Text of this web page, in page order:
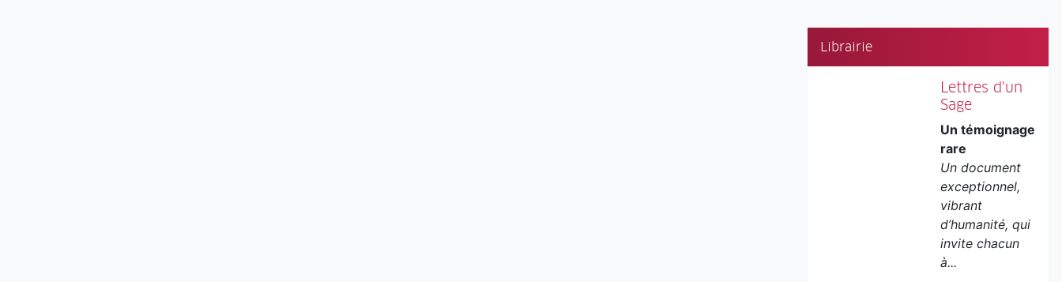
Librairie
Lettres d'un
Sage
Un témoignage
rare
Un document
exceptionnel,
vibrant
d’humanité, qui
invite chacun
à...